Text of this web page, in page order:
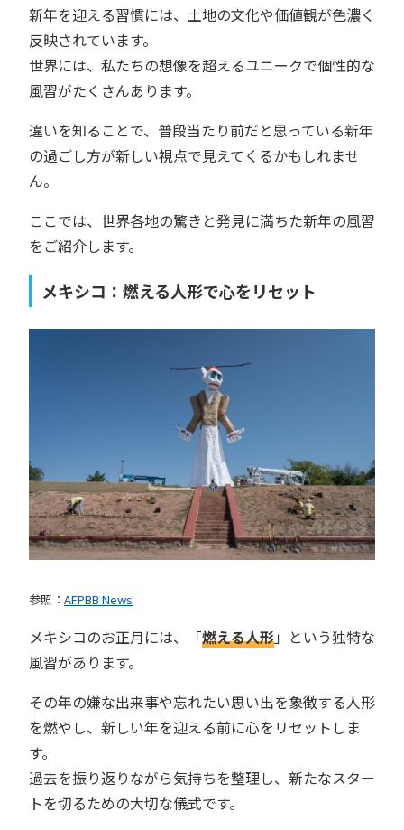
新年を迎える習慣には、土地の文化や価値観が色濃く
反映されています。
世界には、私たちの想像を超えるユニークで個性的な
風習がたくさんあります。
違いを知ることで、普段当たり前だと思っている新年
の過ごし方が新しい視点で見えてくるかもしれませ
ん。
ここでは、世界各地の驚きと発見に満ちた新年の風習
をご紹介します。
メキシコ：燃える人形で心をリセット
参照： AFPBB News
メキシコのお正月には、「燃える人形」という独特な
風習があります。
その年の嫌な出来事や忘れたい思い出を象徴する人形
を燃やし、新しい年を迎える前に心をリセットしま
す。
過去を振り返りながら気持ちを整理し、新たなスター
トを切るための大切な儀式です。